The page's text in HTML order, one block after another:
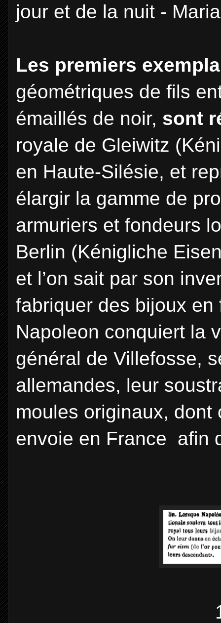
jour et de la nuit -
Les premiers
géométriques de ﬁls
émaillés de noir, sont
royale de Gleiwitz
en Haute-Silésie, et
élargir la gamme de
armuriers et fondeurs
Berlin (Kénigliche
et l’on sait par son
fabriquer des bijoux
Napoleon conquiert la
général de Villefosse,
allemandes, leur
moules originaux,
envoie en France aﬁn